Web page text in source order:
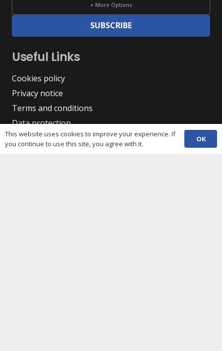
+ More Options
SUBSCRIBE
Useful Links
Cookies policy
Privacy notice
Terms and conditions
Data protection
Accessibility statement
This website uses cookies to improve your experience. If
you continue to use this site, you agree with it.
OK